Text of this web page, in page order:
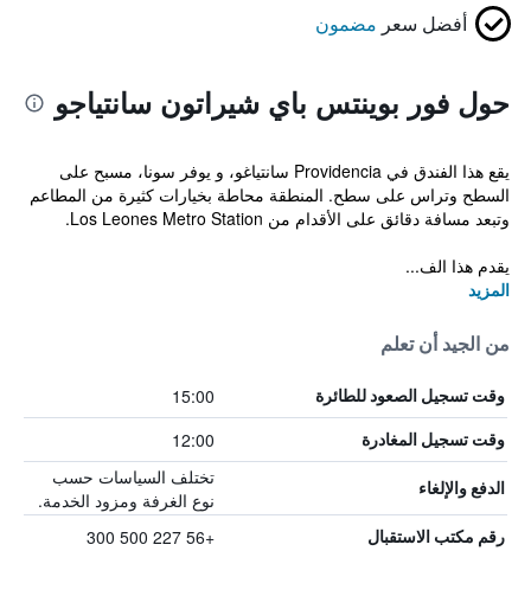
أفضل سعر مضمون
حول فور بوينتس باي شيراتون سانتياجو
يقع هذا الفندق في Providencia سانتياغو، و يوفر سونا، مسبح على
السطح وتراس على سطح. المنطقة محاطة بخيارات كثيرة من المطاعم
وتبعد مسافة دقائق على الأقدام من Los Leones Metro Station.
يقدم هذا الف...
المزيد
من الجيد أن تعلم
وقت تسجيل الصعود للطائرة 15:00
وقت تسجيل المغادرة 12:00
الدفع والإلغاء
تختلف السياسات حسب
نوع الغرفة ومزود الخدمة.
رقم مكتب الاستقبال +56 227 500 300